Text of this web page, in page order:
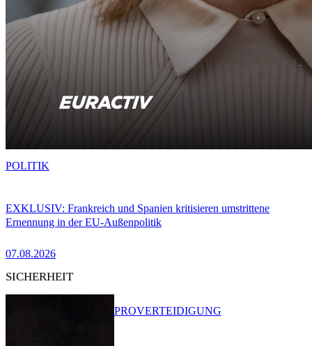
EXKLUSIV: Frankreich und Spanien kritisieren umstrittene
Ernennung in der EU-Außenpolitik
07.08.2026
POLITIK
SICHERHEIT
PROVERTEIDIGUNG